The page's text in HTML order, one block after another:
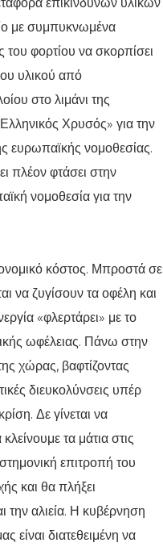
με συμπυκνωμένα
φορτίου να σκορπίσει
υλικού από
στο λιμάνι της
Χρυσός» για την
ευρωπαϊκής νομοθεσίας.
πλέον φτάσει στην
νομοθεσία για την
κόστος. Μπροστά σε
να ζυγίσουν τα οφέλη και
«φλερτάρει» με το
ωφέλειας. Πάνω στην
χώρας, βαφτίζοντας
διευκολύνσεις υπέρ
Δε γίνεται να
τα μάτια στις
επιτροπή του
και θα πλήξει
την αλιεία. Η κυβέρνηση
είναι διατεθειμένη να